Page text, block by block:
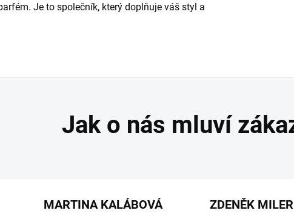
Je to společník, který doplňuje váš styl a
MARTINA KALÁBOVÁ ZDENĚK MILER